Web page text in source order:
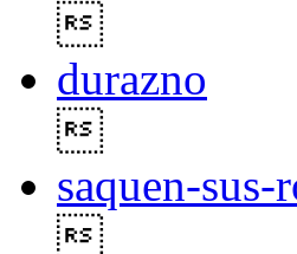
durazno
saquen-